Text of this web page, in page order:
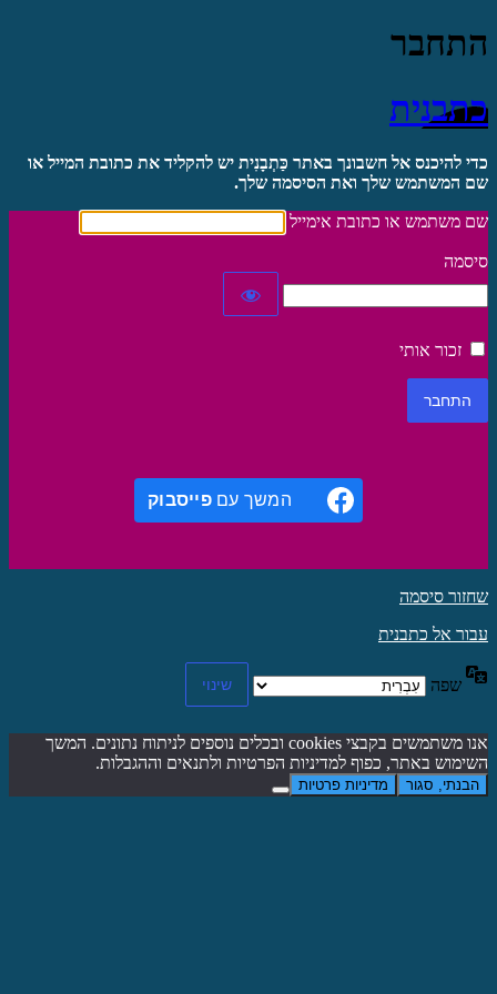
התחבר
כתבנית
כדי להיכנס אל חשבונך באתר כַּתְבָנִית יש להקליד את כתובת המייל או
שם המשתמש שלך ואת הסיסמה שלך.
שם משתמש או כתובת אימייל
סיסמה
זכור אותי
המשך עםפייסבוק
שחזור סיסמה
עבור אל כתבנית
שפה
אנו משתמשים בקבצי cookies ובכלים נוספים לניתוח נתונים. המשך
השימוש באתר, כפוף למדיניות הפרטיות ולתנאים וההגבלות.
הבנתי, סגור מדיניות פרטיות